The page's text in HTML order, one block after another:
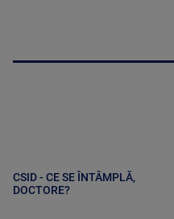
CSID - CE SE ÎNTÂMPLĂ,
DOCTORE?